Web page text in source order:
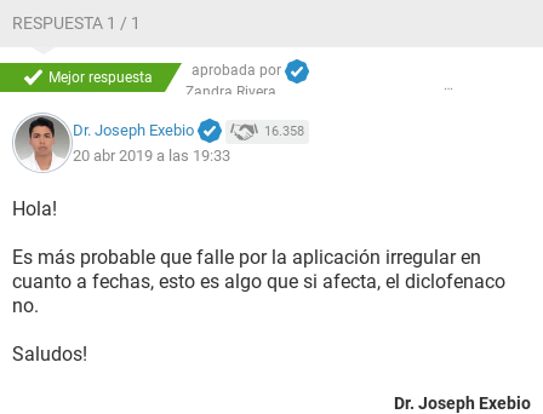
RESPUESTA 1 / 1
Mejor respuesta
aprobada por
Zandra Rivera
Dr. Joseph Exebio 16.358
20 abr 2019 a las 19:33
Hola!
Es más probable que falle por la aplicación irregular en
cuanto a fechas, esto es algo que si afecta, el diclofenaco
no.
Saludos!
Dr. Joseph Exebio